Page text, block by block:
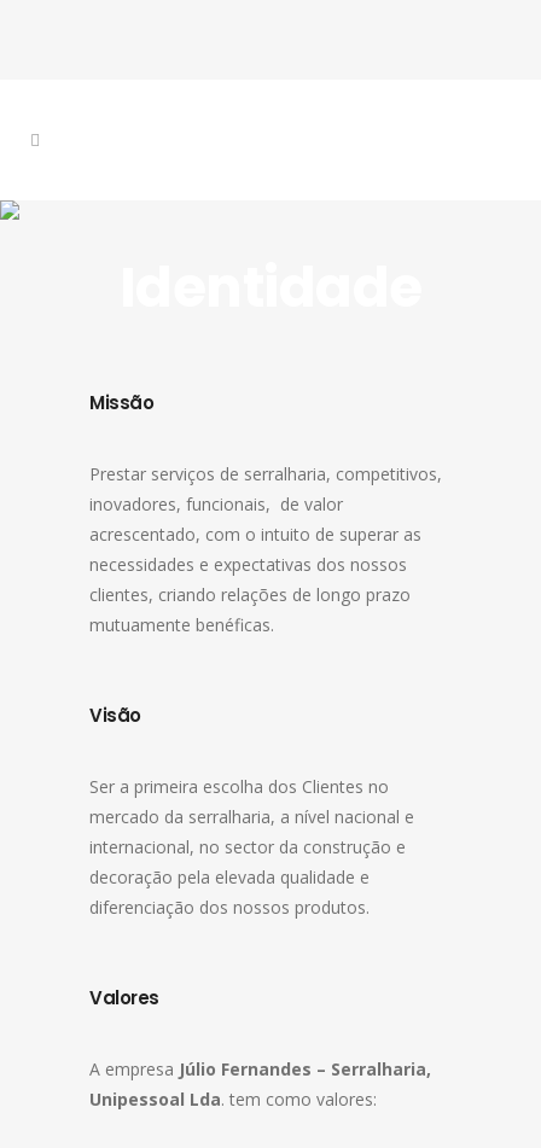
Missão
Prestar serviços de serralharia, competitivos,
inovadores, funcionais, de valor
acrescentado, com o intuito de superar as
necessidades e expectativas dos nossos
clientes, criando relações de longo prazo
mutuamente benéficas.
Visão
Ser a primeira escolha dos Clientes no
mercado da serralharia, a nível nacional e
internacional, no sector da construção e
decoração pela elevada qualidade e
diferenciação dos nossos produtos.
Valores
A empresa Júlio Fernandes – Serralharia,
Unipessoal Lda. tem como valores: